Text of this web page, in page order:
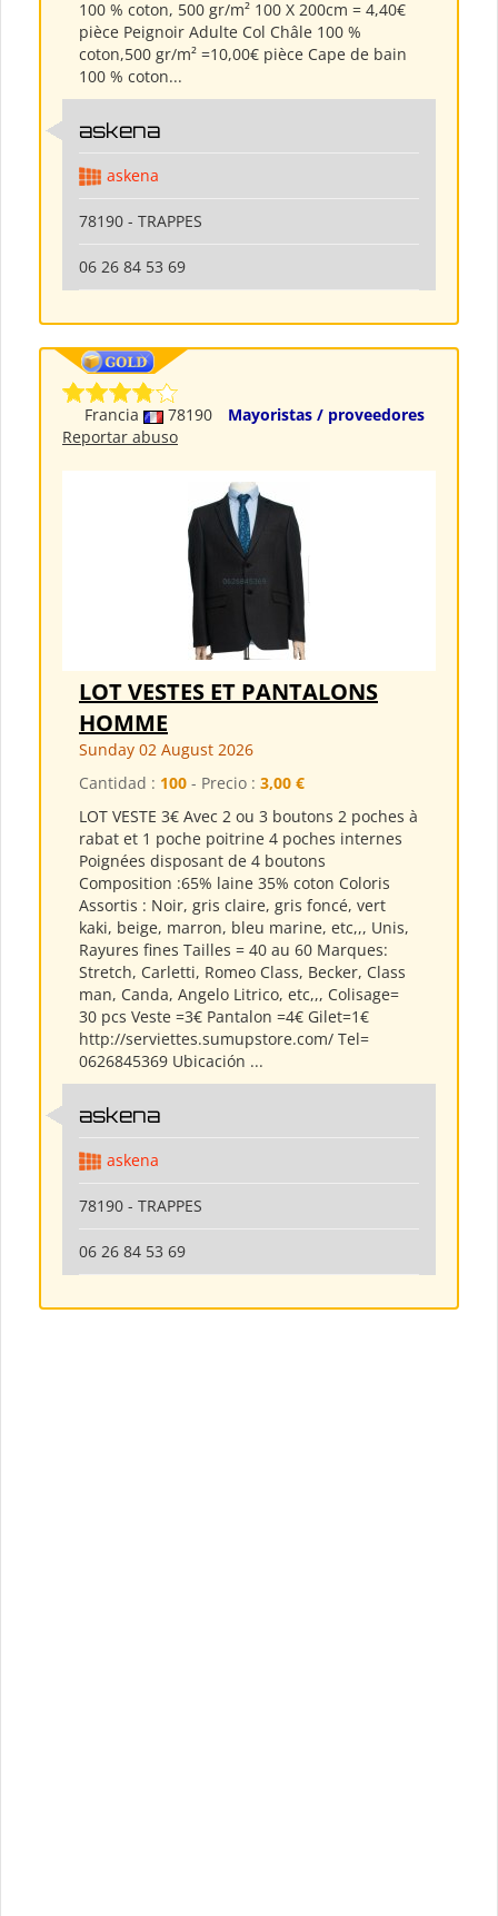
100 % coton, 500 gr/m² 100 X 200cm = 4,40€
pièce Peignoir Adulte Col Châle 100 %
coton,500 gr/m² =10,00€ pièce Cape de bain
100 % coton...
askena
askena
78190 - TRAPPES
06 26 84 53 69
Francia 78190
Mayoristas / proveedores
Reportar abuso
LOT VESTES ET PANTALONS
HOMME
Sunday 02 August 2026
Cantidad : 100 - Precio : 3,00 €
LOT VESTE 3€ Avec 2 ou 3 boutons 2 poches à
rabat et 1 poche poitrine 4 poches internes
Poignées disposant de 4 boutons
Composition :65% laine 35% coton Coloris
Assortis : Noir, gris claire, gris foncé, vert
kaki, beige, marron, bleu marine, etc,,, Unis,
Rayures fines Tailles = 40 au 60 Marques:
Stretch, Carletti, Romeo Class, Becker, Class
man, Canda, Angelo Litrico, etc,,, Colisage=
30 pcs Veste =3€ Pantalon =4€ Gilet=1€
http://serviettes.sumupstore.com/ Tel=
0626845369 Ubicación ...
askena
askena
78190 - TRAPPES
06 26 84 53 69